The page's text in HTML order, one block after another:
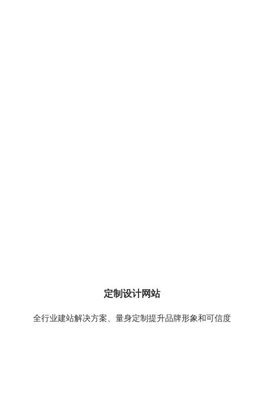
定制设计网站
全行业建站解决方案、量身定制提升品牌形象和可信度